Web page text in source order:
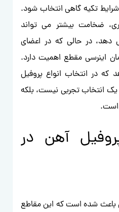
تکیه گاهی انتخاب شود.
ضخامت بیشتر می تواند
دهد، در حالی که در اعضای
اینرسی مقطع اهمیت دارد.
در انتخاب انواع پروفیل
انتخاب تجربی نیست، بلکه
است.
آهن در
باعث شده است که این مقاطع